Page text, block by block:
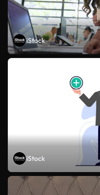
iStock
iStock